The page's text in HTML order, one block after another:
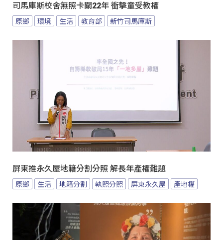
司馬庫斯校舍無照卡關22年 衝擊童受教權
原鄉 環境 生活 教育部 新竹司馬庫斯
屏東推永久屋地籍分割分照 解長年產權難題
原鄉 生活 地籍分割 執照分照 屏東永久屋 產地權